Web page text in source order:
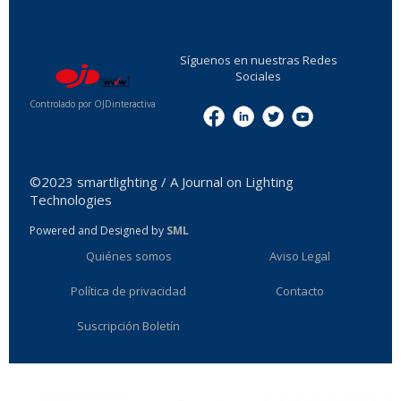
Controlado por OJDinteractiva
Síguenos en nuestras Redes
Sociales
©2023 smartlighting / A Journal on Lighting
Technologies
Powered and Designed by SML
Quiénes somos Aviso Legal
Política de privacidad Contacto
Suscripción Boletín